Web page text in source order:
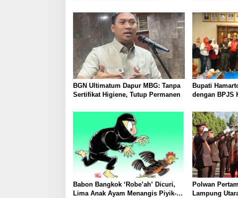
TNI AL
Menggeliat
BGN Ultimatum Dapur MBG: Tanpa
Sertifikat Higiene, Tutup Permanen
Bupati
dengan BPJS
dan Mudah
Babon Bangkok ‘Robe’ah’ Dicuri,
Lima Anak Ayam Menangis Piyik-
Polwan
Lampung